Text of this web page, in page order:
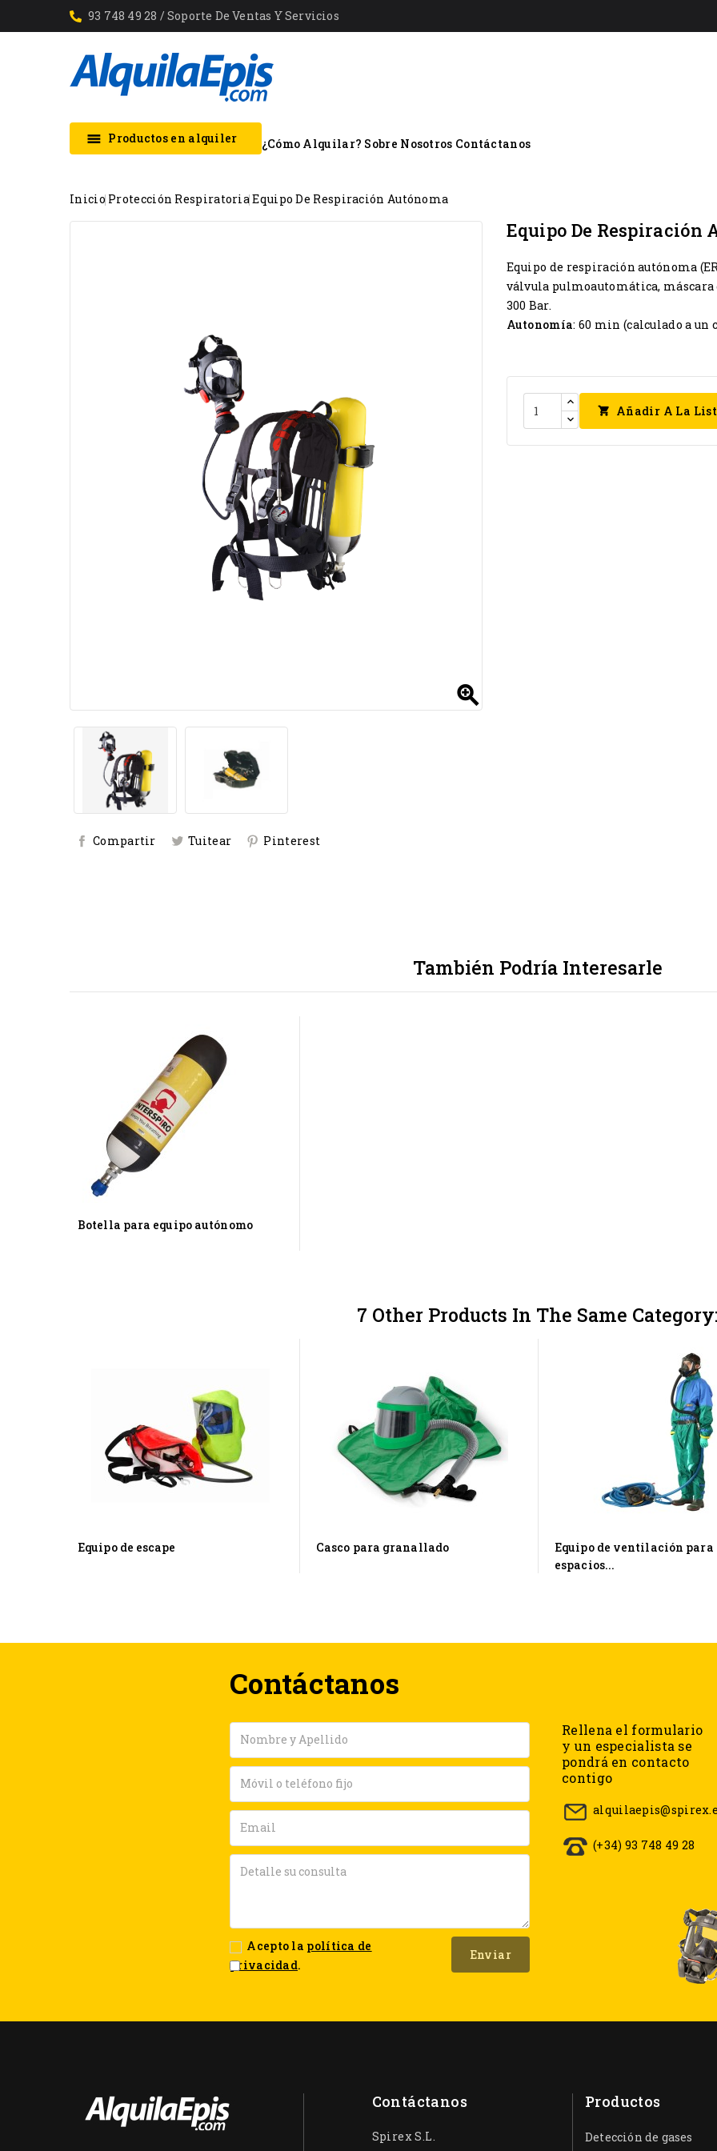
93 748 49 28 / Soporte De Ventas Y Servicios
 Productos en alquiler ¿Cómo Alquilar? Sobre Nosotros Contáctanos
Inicio Protección RespiratoriaEquipo De Respiración Autónoma

Compartir Tuitear Pinterest
Equipo De Respiración
Equipo de respiración autónoma
válvula pulmoautomática,
300 Bar.
Autonomía: 60 min (calculado a
 Añadir A La
También Podría Interesarle
Botella para equipo autónomo
7 Other Products In The Same
Equipo de escape Casco para granallado
Equipo de ventilación para
espacios...
Contáctanos
Acepto la política de
privacidad.
Rellena el formulario
y un especialista se
pondrá en contacto
contigo
(+34) 93 748 49 28
Contáctanos
Spirex S.L.
Productos
Detección de gases